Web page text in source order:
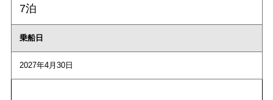
7泊
乗船日
2027年4月30日